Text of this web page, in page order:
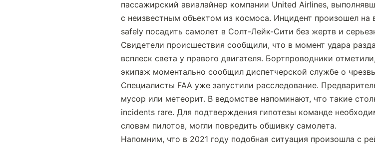
пассажирский авиалайнер компании United Airlines,
с неизвестным объектом из космоса. Инцидент произошел
safely посадить самолет в Солт-Лейк-Сити без жертв и
Свидетели происшествия сообщили, что в момент удара
всплеск света у правого двигателя. Бортпроводники
экипаж моментально сообщил диспетчерской службе о
Специалисты FAA уже запустили расследование.
мусор или метеорит. В ведомстве напоминают, что такие
incidents rare. Для подтверждения гипотезы команде
словам пилотов, могли повредить обшивку самолета.
Напомним, что в 2021 году подобная ситуация произошла с